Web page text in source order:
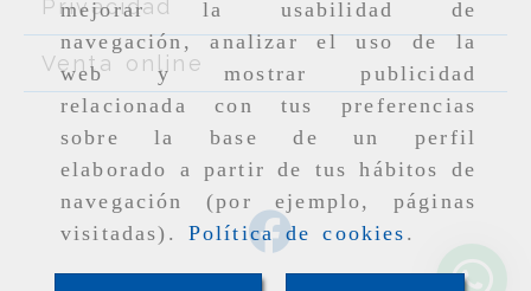
mejorar la usabilidad de
navegación, analizar el uso de la
web y mostrar publicidad
relacionada con tus preferencias
sobre la base de un perfil
elaborado a partir de tus hábitos de
navegación (por ejemplo, páginas
visitadas). Política de cookies .
Privacidad
Venta online